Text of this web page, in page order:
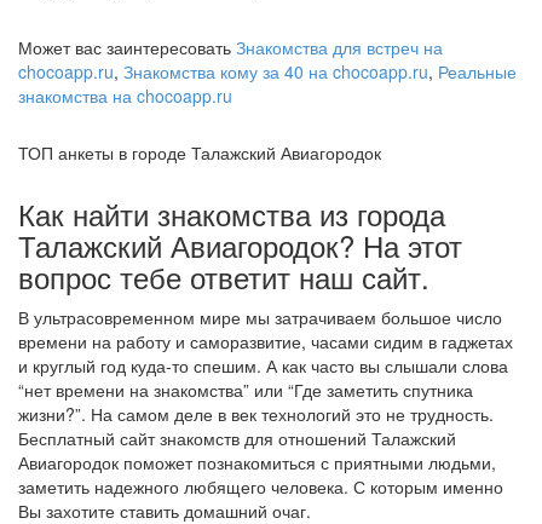
Может вас заинтересовать Знакомства для встреч на
chocoapp.ru, Знакомства кому за 40 на chocoapp.ru, Реальные
знакомства на chocoapp.ru
ТОП анкеты в городе Талажский Авиагородок
Как найти знакомства из города
Талажский Авиагородок? На этот
вопрос тебе ответит наш сайт.
В ультрасовременном мире мы затрачиваем большое число
времени на работу и саморазвитие, часами сидим в гаджетах
и круглый год куда-то спешим. А как часто вы слышали слова
“нет времени на знакомства” или “Где заметить спутника
жизни?”. На самом деле в век технологий это не трудность.
Бесплатный сайт знакомств для отношений Талажский
Авиагородок поможет познакомиться с приятными людьми,
заметить надежного любящего человека. С которым именно
Вы захотите ставить домашний очаг.